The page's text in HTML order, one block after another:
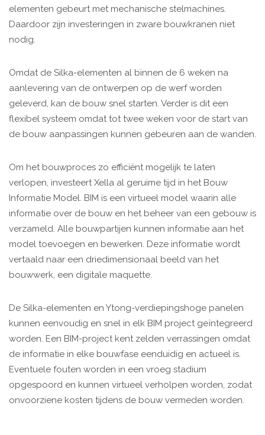
elementen gebeurt met mechanische stelmachines.
Daardoor zijn investeringen in zware bouwkranen niet
nodig.
Omdat de Silka-elementen al binnen de 6 weken na
aanlevering van de ontwerpen op de werf worden
geleverd, kan de bouw snel starten. Verder is dit een
flexibel systeem omdat tot twee weken voor de start van
de bouw aanpassingen kunnen gebeuren aan de wanden.
Om het bouwproces zo efficiënt mogelijk te laten
verlopen, investeert Xella al geruime tijd in het Bouw
Informatie Model. BIM is een virtueel model waarin alle
informatie over de bouw en het beheer van een gebouw is
verzameld. Alle bouwpartijen kunnen informatie aan het
model toevoegen en bewerken. Deze informatie wordt
vertaald naar een driedimensionaal beeld van het
bouwwerk, een digitale maquette.
De Silka-elementen en Ytong-verdiepingshoge panelen
kunnen eenvoudig en snel in elk BIM project geïntegreerd
worden. Een BIM-project kent zelden verrassingen omdat
de informatie in elke bouwfase eenduidig en actueel is.
Eventuele fouten worden in een vroeg stadium
opgespoord en kunnen virtueel verholpen worden, zodat
onvoorziene kosten tijdens de bouw vermeden worden.